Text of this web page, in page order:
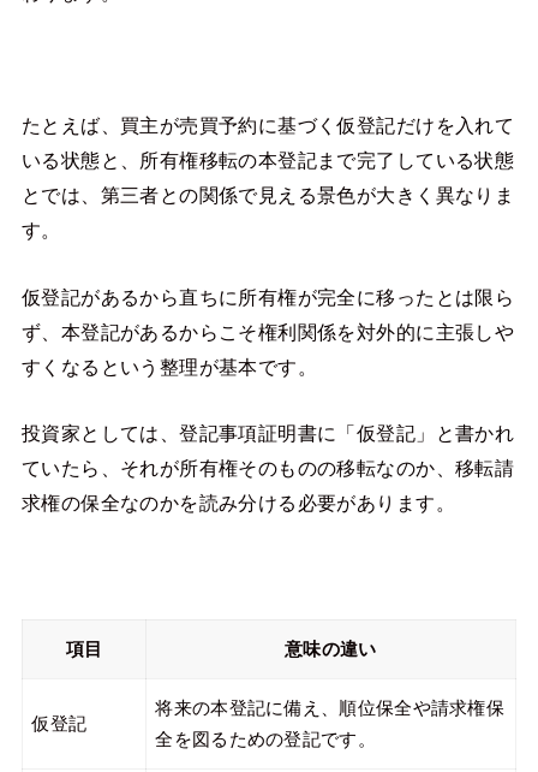
たとえば、買主が売買予約に基づく仮登記だけを入れて
いる状態と、所有権移転の本登記まで完了している状態
とでは、第三者との関係で見える景色が大きく異なりま
す。
仮登記があるから直ちに所有権が完全に移ったとは限ら
ず、本登記があるからこそ権利関係を対外的に主張しや
すくなるという整理が基本です。
投資家としては、登記事項証明書に「仮登記」と書かれ
ていたら、それが所有権そのものの移転なのか、移転請
求権の保全なのかを読み分ける必要があります。
項目 意味の違い
仮登記
将来の本登記に備え、順位保全や請求権保
全を図るための登記です。